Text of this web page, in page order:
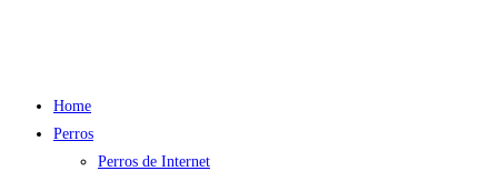
Home
Perros
Perros de Internet